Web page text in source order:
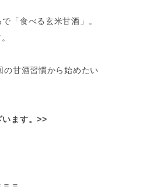
「食べる玄米甘酒」。
甘酒習慣から始めたい
ます。>>
＝